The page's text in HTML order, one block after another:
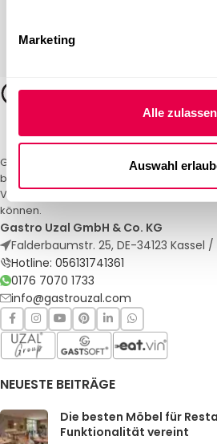
Marketing
Alle zulassen
Auswahl
Gastro Uzal – Ihr Spezialist für
bieten maßgeschneiderte Lösungen für
Veranstaltungen. Qualität und Service,
können.
Gastro Uzal GmbH & Co. KG
Falderbaumstr. 25, DE-34123 Kassel
Hotline: 056131741361
0176 7070 1733
info@gastrouzal.com
NEUESTE BEITRÄGE
Die besten Möbel für
Funktionalität vereint